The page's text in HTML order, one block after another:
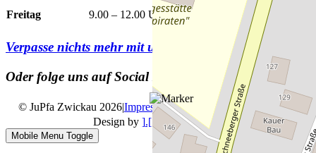
Freitag
9.00 – 12.00 Uhr
Verpasse nichts mehr mit unserem
Newsletter
Oder folge uns auf Social Media
© JuPfa Zwickau 2026|Impressum|Datenschutz|
Design by ].[ mediengestalter
Mobile Menu Toggle